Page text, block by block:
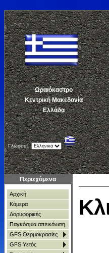
Ωραιόκαστρο
Κεντρική Μακεδονία
Ελλάδα
Γλώσσα:
Περιεχόμενα
Αρχική
Κάμερα
Δορυφορικές
Παγκόσμια απεικόνιση
GFS Θερμοκρασίες
GFS Υετός